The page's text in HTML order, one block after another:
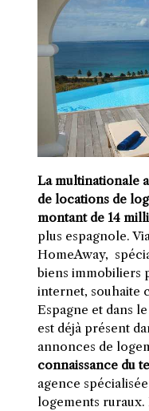
La multinationale
de locations de
montant de 14
plus espagnole.
HomeAway,
biens immobiliers
internet, souhaite
Espagne et dans
est déjà présent
annonces de
connaissance du
agence
logements